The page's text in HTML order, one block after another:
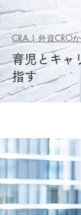
CRA | 外資CRO
育児とキャ
指す